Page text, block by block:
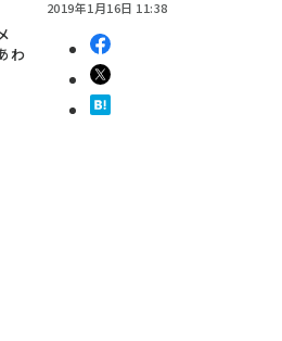
わ
2019年1月16日 11:38